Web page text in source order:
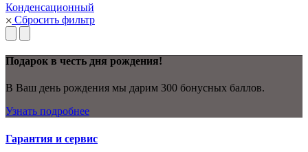
Конденсационный
Сбросить фильтр
Подарок в честь дня рождения!
В Ваш день рождения мы дарим 300 бонусных баллов.
Узнать подробнее
Гарантия и сервис